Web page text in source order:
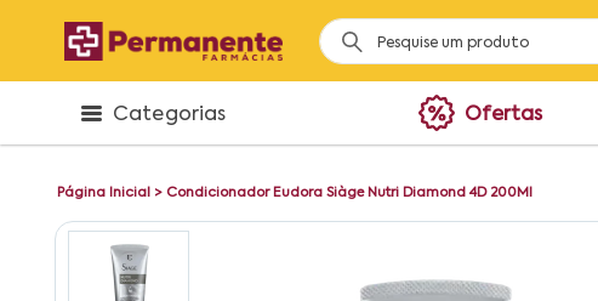
Categorias Ofertas
Página Inicial > Condicionador Eudora Siàge Nutri Diamond 4D 200Ml